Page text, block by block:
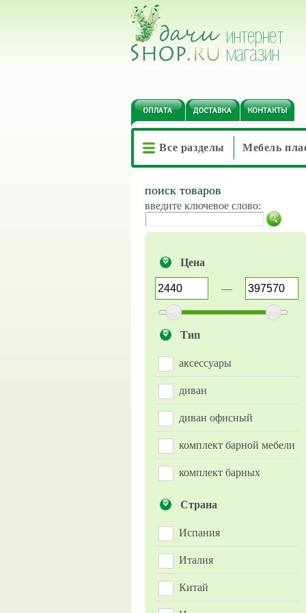
Все разделы Мебель
поиск товаров
введите ключевое слово:
Цена
—
Тип
аксессуары
диван
диван офисный
комплект барной мебели
комплект барных
табуретов
комплект кресел
комплект кресел-
Страна
Испания
Италия
Китай